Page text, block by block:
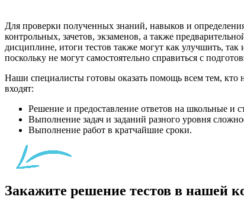
Для проверки полученных знаний, навыков и
контрольных, зачетов, экзаменов, а также
дисциплине, итоги тестов также могут как улучшить,
поскольку не могут самостоятельно справиться с
Наши специалисты готовы оказать помощь всем тем, кто
входят:
Решение и предоставление ответов на школьные и
Выполнение задач и заданий разного уровня
Выполнение работ в кратчайшие сроки.
Закажите решение тестов в нашей